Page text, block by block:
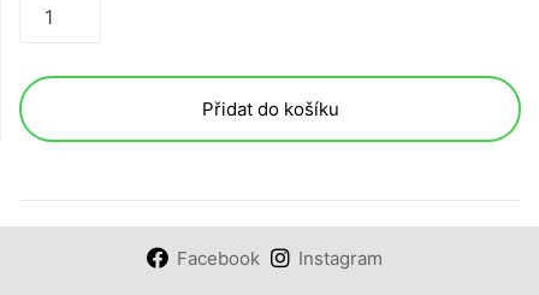
Přidat do košíku
Facebook Instagram